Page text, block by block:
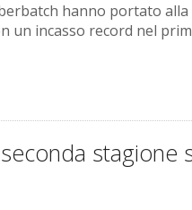
hanno portato alla
un incasso record nel
stagione